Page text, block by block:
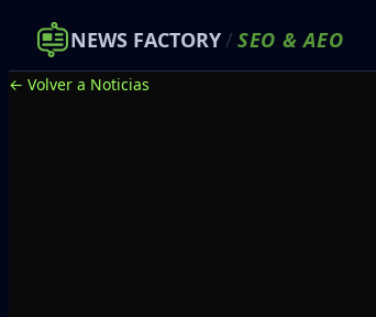
NEWS FACTORY/ SEO &AEO
← Volver a Noticias